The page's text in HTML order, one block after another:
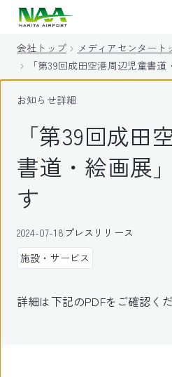
会社トップ メディアセンタート
「第39回成田空港周辺児童書
お知らせ詳細
「第39回成田
書道・絵画展
す
2024-07-18プレスリリース
施設・サービス
詳細は下記のPDFをご確認くだ